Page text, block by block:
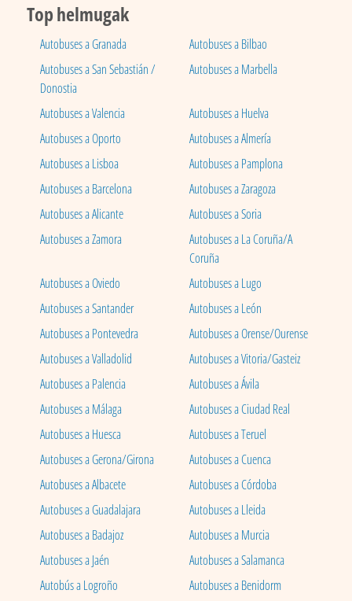
Top helmugak
Autobuses a Granada
Autobuses a Bilbao
Autobuses a San Sebastián /
Donostia
Autobuses a Marbella
Autobuses a Valencia
Autobuses a Huelva
Autobuses a Oporto
Autobuses a Almería
Autobuses a Lisboa
Autobuses a Pamplona
Autobuses a Barcelona
Autobuses a Zaragoza
Autobuses a Alicante
Autobuses a Soria
Autobuses a Zamora
Autobuses a La Coruña/A
Coruña
Autobuses a Oviedo
Autobuses a Lugo
Autobuses a Santander
Autobuses a León
Autobuses a Pontevedra
Autobuses a Orense/Ourense
Autobuses a Valladolid
Autobuses a Vitoria/Gasteiz
Autobuses a Palencia
Autobuses a Ávila
Autobuses a Málaga
Autobuses a Ciudad Real
Autobuses a Huesca
Autobuses a Teruel
Autobuses a Gerona/Girona
Autobuses a Cuenca
Autobuses a Albacete
Autobuses a Córdoba
Autobuses a Guadalajara
Autobuses a Lleida
Autobuses a Badajoz
Autobuses a Murcia
Autobuses a Jaén
Autobuses a Salamanca
Autobús a Logroño
Autobuses a Benidorm